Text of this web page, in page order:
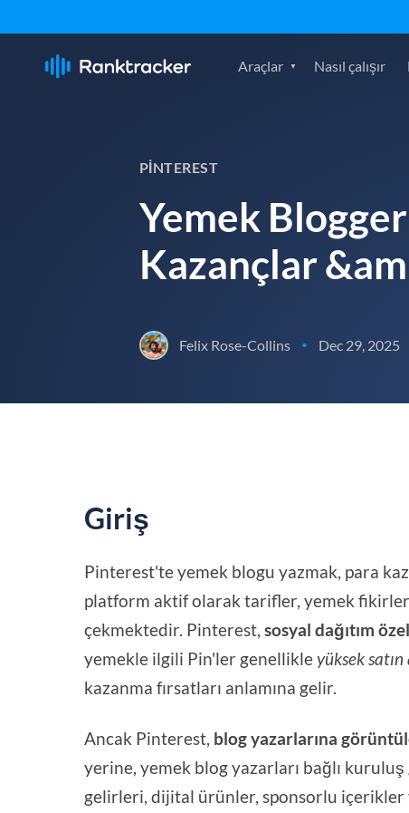
Araçlar Nasıl çalışır
PINTEREST
Yemek
Kazançlar
Felix Rose-Collins • Dec 29, 2025
Giriş
Pinterest'te yemek blogu yazmak, para
platform aktif olarak tarifler, yemek fikirleri
çekmektedir. Pinterest,sosyal dağıtım
yemekle ilgili Pin'ler genellikle yüksek
kazanma fırsatları anlamına gelir.
Ancak Pinterest, blog yazarlarına
yerine, yemek blog yazarları bağlı
gelirleri, dijital ürünler, sponsorlu